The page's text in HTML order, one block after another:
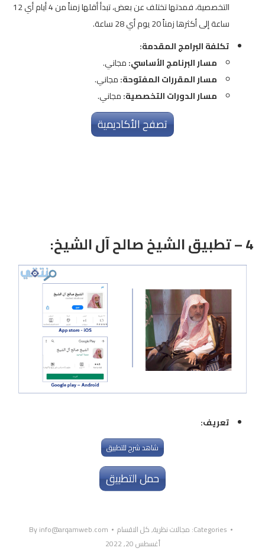
التخصصية، فمدتها تختلف عن بعض، تبدأ أقلها زمناً من 4 أيام أي 12
ساعة إلى أكثرها زمناً 20 يوم أي 28 ساعة.
تكلفة البرامج المقدمة:
مسار البرنامج الأساسي:مجاني.
مسار المقررات المفتوحة:مجاني.
مسار الدورات التخصصية:مجاني.
تصفح الأكاديمية
4 – تطبيق الشيخ صالح آل الشيخ:
تعريف:
شاهد شرح للتطبيق
حمل التطبيق
Categories: مجالات نظرية,كل الاقسام Byinfo@arqamweb.com
أغسطس 20, 2022